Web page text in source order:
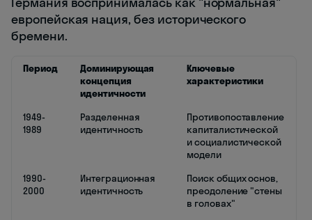
европейская нация, без исторического
бремени.
Период
Доминирующая
концепция
идентичности
Ключевые
характеристики
1949-
1989
Разделенная
идентичность
Противопоставление
капиталистической
и социалистической
модели
1990-
2000
Интеграционная
идентичность
Поиск общих основ,
преодоление "стены
в головах"